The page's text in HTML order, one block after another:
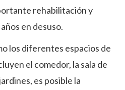
rehabilitación y
en desuso.
los diferentes espacios de
el comedor, la sala de
es posible la